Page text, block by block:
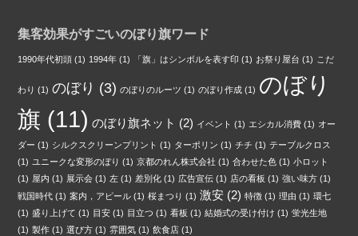
集客効果がすごいのぼり旗ワード
1990年代初頭 (1) 1994年 (1) 「旗」はシンボルを表す印 (1) お祭り屋台 (1) こだ
わり (1) のぼり (3) のぼりのルーツ (1) のぼり作成 (1) のぼり
旗 (11) のぼり旗ネット (2) イベント (1) エシカル消費 (1) オー
ダー (1) シルクスクリーンプリント (1) ターポリン (1) チチ (1) テーブルクロス
(1) ユニークな変形のぼり (1) 京都のれん株式会社 (1) 合わせた色 (1) 小ロット
(1) 屋内 (1) 展示会 (1) 左 (1) 差別化 (1) 広告宣伝 (1) 店の看板 (1) 強い味方 (1)
戦国時代 (1) 案内，アピール (1) 桜まつり (1) 激安 (2) 特徴 (1) 理由 (1) 環七
(1) 盛り上げて (1) 目安 (1) 目立つ (1) 看板 (1) 結婚式の受け付け (1) 蛍光生地
(1) 製作 (1) 選び方 (1) 雰囲気 (1) 飲食店 (1)